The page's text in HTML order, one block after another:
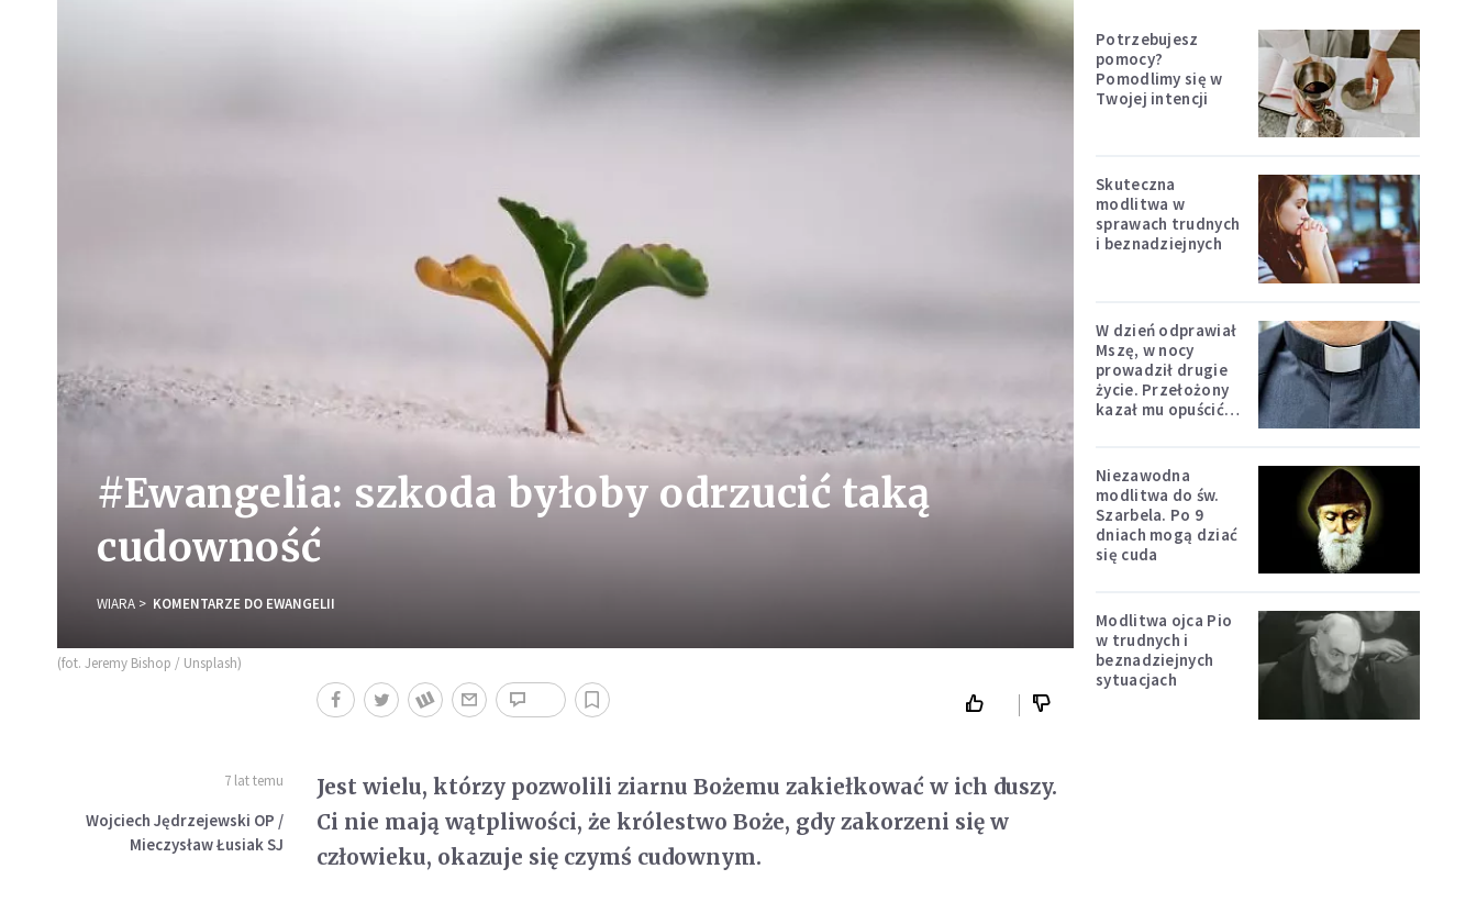
#Ewangelia: szkoda byłoby odrzucić taką
cudowność
WIARA KOMENTARZE DO EWANGELII
(fot. Jeremy Bishop / Unsplash)
7 lat temu
Wojciech Jędrzejewski OP /
Mieczysław Łusiak SJ
Jest wielu, którzy pozwolili ziarnu Bożemu zakiełkować w ich duszy.
Ci nie mają wątpliwości, że królestwo Boże, gdy zakorzeni się w
człowieku, okazuje się czymś cudownym.
Potrzebujesz
pomocy?
Pomodlimy się w
Twojej intencji
Skuteczna
modlitwa w
sprawach trudnych
i beznadziejnych
W dzień odprawiał
Mszę, w nocy
prowadził drugie
życie. Przełożony
kazał mu opuścić
Niezawodna
modlitwa do św.
Szarbela. Po 9
dniach mogą dziać
się cuda
Modlitwa ojca Pio
w trudnych i
beznadziejnych
sytuacjach